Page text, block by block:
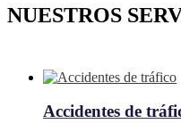
NUESTROS
Accidentes de